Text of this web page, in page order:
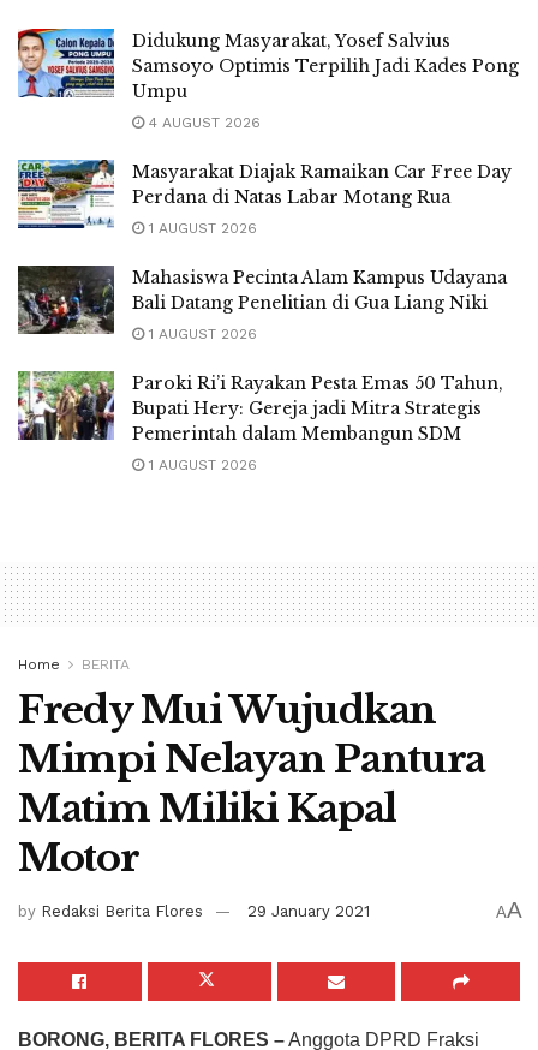
Didukung Masyarakat, Yosef Salvius
Samsoyo Optimis Terpilih Jadi Kades Pong
Umpu
4 AUGUST 2026
Masyarakat Diajak Ramaikan Car Free Day
Perdana di Natas Labar Motang Rua
1 AUGUST 2026
Mahasiswa Pecinta Alam Kampus Udayana
Bali Datang Penelitian di Gua Liang Niki
1 AUGUST 2026
Paroki Ri’i Rayakan Pesta Emas 50 Tahun,
Bupati Hery: Gereja jadi Mitra Strategis
Pemerintah dalam Membangun SDM
1 AUGUST 2026
Home BERITA
Fredy Mui Wujudkan
Mimpi Nelayan Pantura
Matim Miliki Kapal
Motor
by Redaksi Berita Flores 29 January 2021 AA
BORONG, BERITA FLORES –Anggota DPRD Fraksi